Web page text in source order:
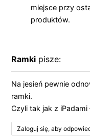
miejsce przy
produktów.
Ramki pisze:
Na jesień pewnie
ramki.
Czyli tak jak z iPadami
Zaloguj się, aby